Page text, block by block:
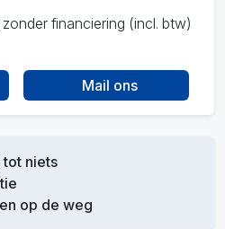
financiering (incl. btw)
Mail ons
tot niets
op de weg